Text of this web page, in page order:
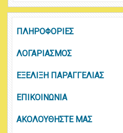
ΠΛΗΡΟΦΟΡΙΕΣ
ΛΟΓΑΡΙΑΣΜΟΣ
ΕΞΕΛΙΞΗ ΠΑΡΑΓΓΕΛΙΑΣ
ΕΠΙΚΟΙΝΩΝΙΑ
ΑΚΟΛΟΥΘΗΣΤΕ ΜΑΣ